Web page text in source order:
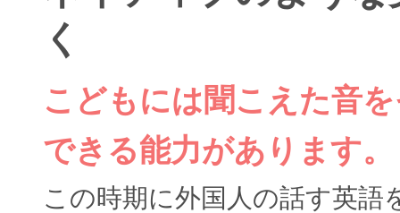
く
こどもには聞こえた音
できる能力があります。
この時期に外国人の話す英語